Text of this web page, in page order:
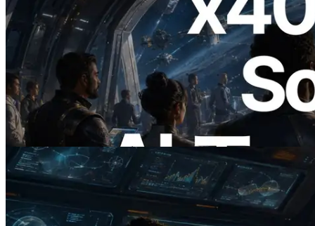
2026.07.04
ERPC、x402 決済対応の Solana RPC を
公開 — AI エージェントが必要な API
にその場で支払う時代の幕開け
この記事を読む